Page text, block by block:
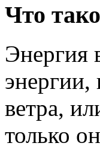
Что
Энергия
энергии,
ветра,
только